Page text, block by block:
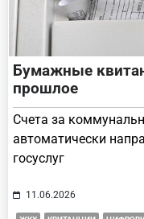
Бумажные
прошлое
Счета за
автоматически
госуслуг
11.06.2026